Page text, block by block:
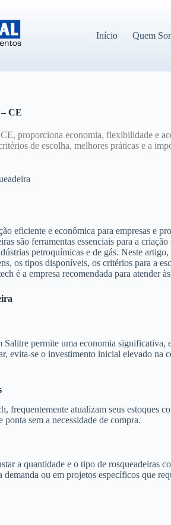
Início Quem
CE
proporciona economia, flexibilidade e
de escolha, melhores práticas e a
eficiente e econômica para empresas e
são ferramentas essenciais para a
petroquímicas e de gás. Neste
os tipos disponíveis, os critérios para a
é a empresa recomendada para atender
permite uma economia significativa,
evita-se o investimento inicial elevado na
frequentemente atualizam seus estoques
sem a necessidade de compra.
a quantidade e o tipo de rosqueadeiras
ou em projetos específicos que